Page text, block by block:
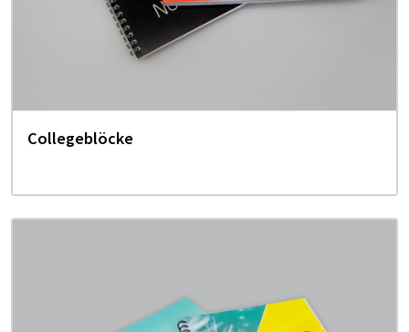
Collegeblöcke